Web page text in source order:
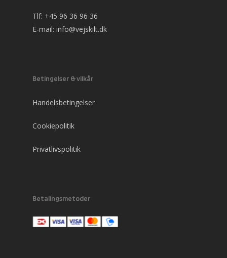
Tlf: +45 96 36 96 36
E-mail: info@vejskilt.dk
Betingelser & vilkår
Handelsbetingelser
Cookiepolitik
Privatlivspolitik
Betalingsmetoder